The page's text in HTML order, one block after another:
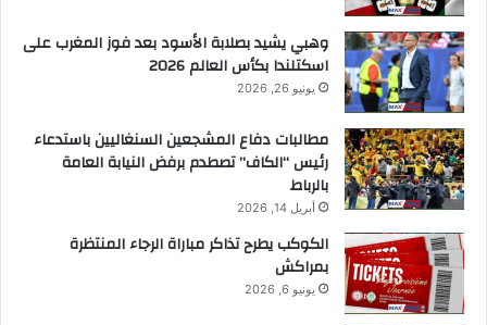
وهبي يشيد بصلابة الأسود بعد فوز المغرب على
اسكتلندا بكأس العالم 2026
يونيو 26, 2026
مطالبات دفاع المشجعين السنغاليين باستدعاء
رئيس “الكاف” تصطدم برفض النيابة العامة
بالرباط
أبريل 14, 2026
الكوكب يطرح تذاكر مباراة الرجاء المنتظرة
بمراكش
يونيو 6, 2026